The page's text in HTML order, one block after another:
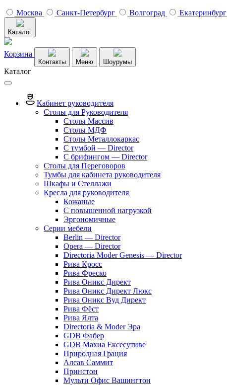
Москва Санкт-Петербург Волгоград Екатеринбург
Каталог
Корзина
Контакты Меню Шоурумы
Каталог
Кабинет руководителя
Столы для Руководителя
Столы Массив
Столы МДФ
Столы Металлокаркас
С тумбой — Director
C брифингом — Director
Столы для Переговоров
Тумбы для кабинета руководителя
Шкафы и Стеллажи
Кресла для руководителя
Кожаные
С повышенной нагрузкой
Эргономичные
Серии мебели
Berlin — Director
Opera — Director
Directoria Moder Genesis — Director
Рива Кросс
Рива Фреско
Рива Оникс Директ
Рива Оникс Директ Люкс
Рива Оникс Вуд Директ
Рива Фёст
Рива Ялта
Directoria & Moder Эра
GDB Фабер
GDB Махиа Ексесутиве
Природная Грация
Алсав Саммит
Принстон
Мульти Офис Вашингтон